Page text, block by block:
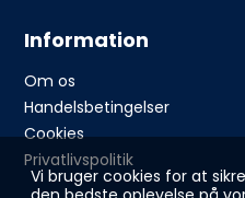
Vi bruger cookies for at
Information
Om os
Handelsbetingelser
Cookies
Privatlivspolitik